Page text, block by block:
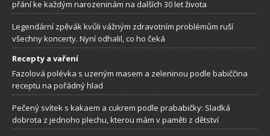
přání ke každým narozeninám na dalších 30 let života
Legendární zpěvák kvůli vážným zdravotním problémům ruší
všechny koncerty. Nyní odhalil, co ho čeká
Recepty a vaření
Fazolová polévka s uzeným masem a zeleninou podle babiččina
receptu na pořádný hlad
Pečený svítek s kakaem a cukrem podle prababičky: Sladká
dobrota z jednoho plechu, kterou mám v paměti z dětství